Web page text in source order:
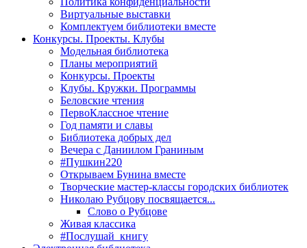
Виртуальные выставки
Комплектуем библиотеки вместе
Конкурсы. Проекты. Клубы
Модельная библиотека
Планы мероприятий
Конкурсы. Проекты
Клубы. Кружки. Программы
Беловские чтения
ПервоКлассное чтение
Год памяти и славы
Библиотека добрых дел
Вечера с Даниилом Граниным
#Пушкин220
Открываем Бунина вместе
Творческие мастер-классы городских библиотек
Николаю Рубцову посвящается...
Слово о Рубцове
Живая классика
#Послушай_книгу